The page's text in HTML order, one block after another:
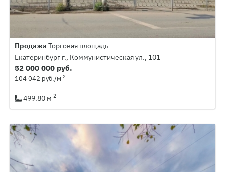
Продажа Торговая площадь
Екатеринбург г., Коммунистическая ул., 101
52 000 000 руб.
104 042 руб./м 2
499.80 м 2